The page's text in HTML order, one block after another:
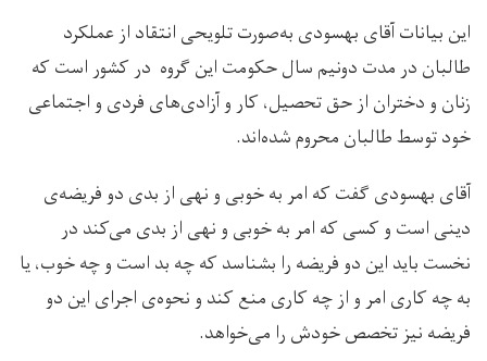
این بیانات آقای بهسودی به‌صورت تلویحی انتقاد از عملکرد
طالبان در مدت دونیم‌ سال حکومت‌ این گروه در کشور است که
زنان و دختران از حق تحصیل، کار و آزادی‌های فردی و اجتماعی
خود توسط طالبان محروم شده‌اند.
آقای بهسودی گفت که امر به خوبی و نهی از بدی دو فریضه‌ی
دینی است و کسی که امر به خوبی و نهی از بدی می‌کند در
نخست باید این دو فریضه را بشناسد که چه بد است و چه خوب، یا
به چه کاری امر و از چه کاری منع کند و نحوه‌ی اجرای این دو
فریضه نیز تخصص خودش را می‌خواهد.